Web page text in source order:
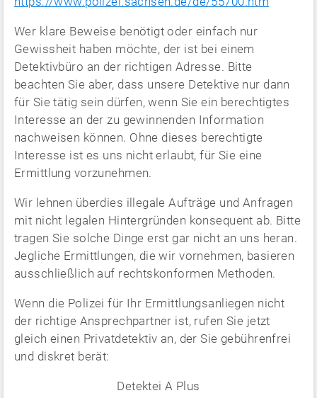
Wer klare Beweise benötigt oder einfach nur
Gewissheit haben möchte, der ist bei einem
Detektivbüro an der richtigen Adresse. Bitte
beachten Sie aber, dass unsere Detektive nur dann
für Sie tätig sein dürfen, wenn Sie ein berechtigtes
Interesse an der zu gewinnenden Information
nachweisen können. Ohne dieses berechtigte
Interesse ist es uns nicht erlaubt, für Sie eine
Ermittlung vorzunehmen.
Wir lehnen überdies illegale Aufträge und Anfragen
mit nicht legalen Hintergründen konsequent ab. Bitte
tragen Sie solche Dinge erst gar nicht an uns heran.
Jegliche Ermittlungen, die wir vornehmen, basieren
ausschließlich auf rechtskonformen Methoden.
Wenn die Polizei für Ihr Ermittlungsanliegen nicht
der richtige Ansprechpartner ist, rufen Sie jetzt
gleich einen Privatdetektiv an, der Sie gebührenfrei
und diskret berät:
Detektei A Plus